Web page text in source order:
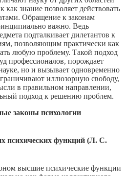
как знание позволяет действовать
Обращение к законам
важно. Ведь
подталкивает дилетантов к
позволяющим практически как
любую проблему. Такой подход
профессионалов, порождает
но и вызывает одновременно
иллюзорную свободу,
в правильном направлении,
подход к решению проблем.
законы психологии
психических функций (Л. С.
высшие психические функции